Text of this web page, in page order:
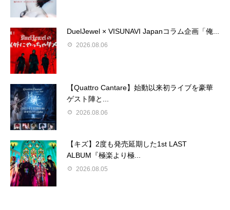
DuelJewel × VISUNAVI Japanコラム企画「俺...
2026.08.06
【Quattro Cantare】始動以来初ライブを豪華
ゲスト陣と...
2026.08.06
【キズ】2度も発売延期した1st LAST
ALBUM『極楽より極...
2026.08.05